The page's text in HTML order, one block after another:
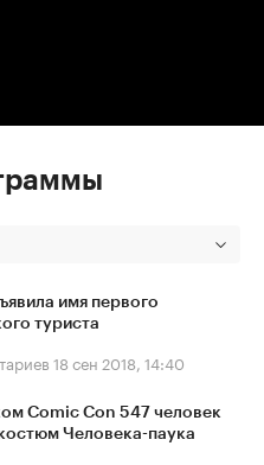
имя первого
туриста
18 сен 2018, 14:40
Comic Con 547 человек
Человека-паука